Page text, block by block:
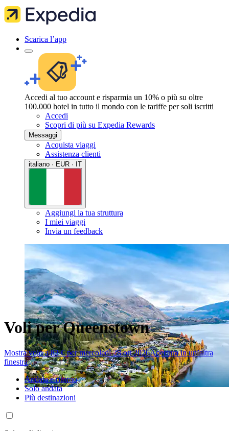
Scarica l’app
Accedi al tuo account e risparmia un 10% o più su oltre
100.000 hotel in tutto il mondo con le tariffe per soli iscritti
Accedi
Scopri di più su Expedia Rewards
Messaggi
Acquista viaggi
Assistenza clienti
italiano · EUR · IT
Aggiungi la tua struttura
I miei viaggi
Invia un feedback
Voli per Queenstown
Mostra volo a 82 € per mercoledì 28 ott 2026Apertura in un’altra
finestra
Andata e ritorno
Solo andata
Più destinazioni